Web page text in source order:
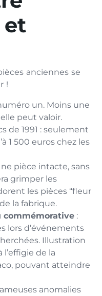
et
anciennes se
!
un. Moins une
peut valoir.
de 1991 : seulement
1 500 euros chez les
pièce intacte, sans
grimper les
les pièces “fleur
la fabrique.
commémorative :
lors d’événements
Illustration
l’effigie de la
pouvant atteindre
anomalies